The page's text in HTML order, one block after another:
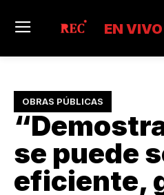
EN VIVO
OBRAS PÚBLICAS
se puede
eficiente,